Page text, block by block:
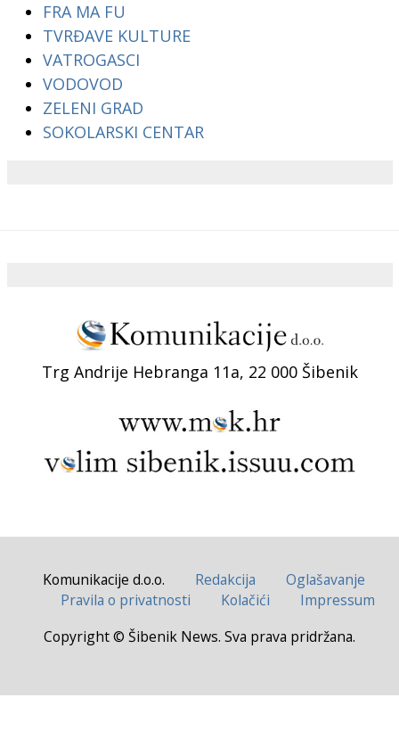
FRA MA FU
TVRĐAVE KULTURE
VATROGASCI
VODOVOD
ZELENI GRAD
SOKOLARSKI CENTAR
Trg Andrije Hebranga 11a, 22 000 Šibenik
Komunikacije d.o.o. Redakcija
Oglašavanje
Pravila o privatnosti
Kolačići
Impressum
Copyright © Šibenik News. Sva prava pridržana.